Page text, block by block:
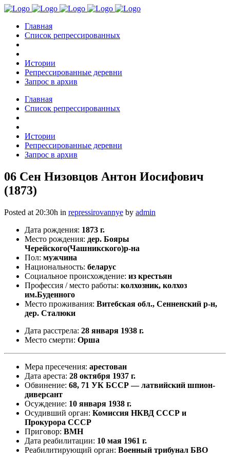
Главная
Список репрессированных
Истории
Репрессированные деревни
Запрос в архив
Главная
Список репрессированных
Истории
Репрессированные деревни
Запрос в архив
06 Сен Низовцов Антон Иосифович
(1873)
Posted at 20:30h in repressirovannye by admin
Дата рождения: 1873 г.
Место рождения: дер. Бояры
Черейского(Чашникского)р-на
Пол: мужчина
Национальность: беларус
Социальное происхождение: из крестьян
Профессия / место работы: колхозник, колхоз
им.Буденного
Место проживания: Витебская обл., Сенненский р-н,
дер. Сталюки
Дата расстрела: 28 января 1938 г.
Место смерти: Орша
Мера пресечения: арестован
Дата ареста: 28 октября 1937 г.
Обвинение: 68, 71 УК БССР — латвийский шпион-
диверсант
Осуждение: 10 января 1938 г.
Осудивший орган: Комиссия НКВД СССР и
Прокурора СССР
Приговор: ВМН
Дата реабилитации: 10 мая 1961 г.
Реабилитирующий орган: Военный трибунал БВО